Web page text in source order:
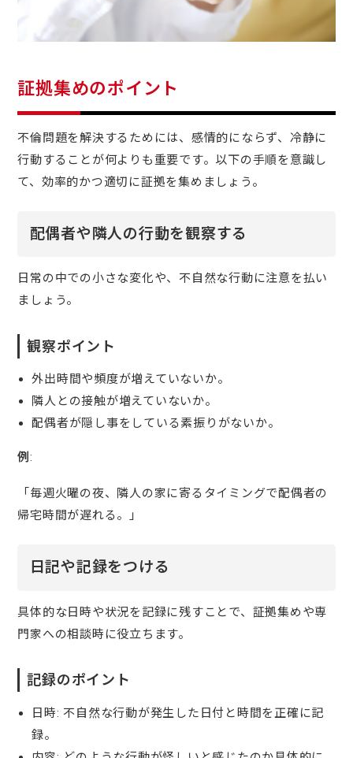
証拠集めのポイント
不倫問題を解決するためには、感情的にならず、冷静に
行動することが何よりも重要です。以下の手順を意識し
て、効率的かつ適切に証拠を集めましょう。
配偶者や隣人の行動を観察する
日常の中での小さな変化や、不自然な行動に注意を払い
ましょう。
観察ポイント
外出時間や頻度が増えていないか。
隣人との接触が増えていないか。
配偶者が隠し事をしている素振りがないか。
例:
「毎週火曜の夜、隣人の家に寄るタイミングで配偶者の
帰宅時間が遅れる。」
日記や記録をつける
具体的な日時や状況を記録に残すことで、証拠集めや専
門家への相談時に役立ちます。
記録のポイント
日時: 不自然な行動が発生した日付と時間を正確に記
録。